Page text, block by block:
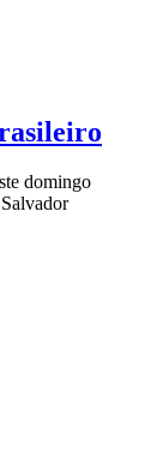
domingo